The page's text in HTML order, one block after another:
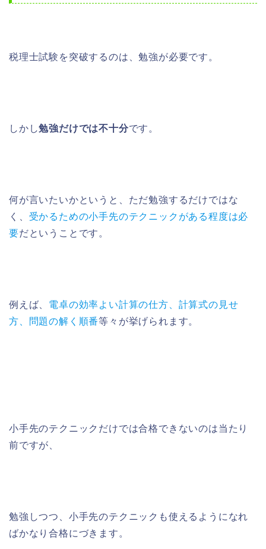
税理士試験を突破するのは、勉強が必要です。
しかし勉強だけでは不十分です。
何が言いたいかというと、ただ勉強するだけではな
く、 受かるための小手先のテクニックがある程度は必
要だということです。
例えば、 電卓の効率よい計算の仕方、計算式の見せ
方、問題の解く順番等々が挙げられます。
小手先のテクニックだけでは合格できないのは当たり
前ですが、
勉強しつつ、小手先のテクニックも使えるようになれ
ばかなり合格にづきます。